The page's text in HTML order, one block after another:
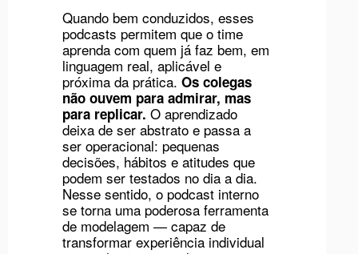
Quando bem conduzidos, esses
podcasts permitem que o time
aprenda com quem já faz bem, em
linguagem real, aplicável e
próxima da prática. Os colegas
não ouvem para admirar, mas
para replicar. O aprendizado
deixa de ser abstrato e passa a
ser operacional: pequenas
decisões, hábitos e atitudes que
podem ser testados no dia a dia.
Nesse sentido, o podcast interno
se torna uma poderosa ferramenta
de modelagem — capaz de
transformar experiência individual